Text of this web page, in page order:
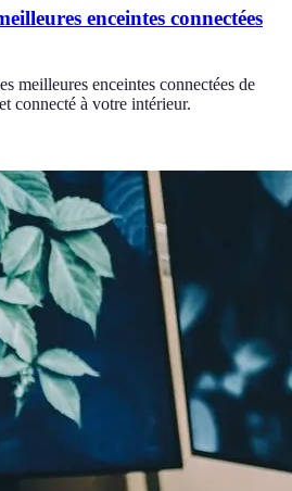
enceintes connectées
meilleures enceintes connectées de
connecté à votre intérieur.